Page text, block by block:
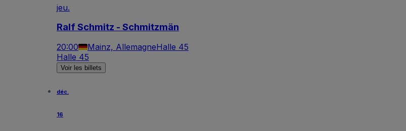
jeu.
Ralf Schmitz - Schmitzmän
20:00 Mainz, AllemagneHalle 45
Halle 45
Voir les billets
déc.
16